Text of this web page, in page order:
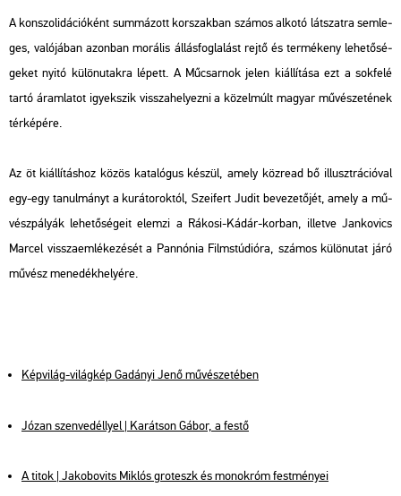
A kon­szo­li­dá­ci­ó­ként sum­má­zott kor­szak­ban szá­mos al­ko­tó lát­szat­ra sem­le­
ges, va­ló­já­ban azon­ban mo­rá­lis ál­lás­fog­la­lást rejtő és ter­mé­keny le­he­tő­sé­
ge­ket nyitó kü­lön­utak­ra lé­pett. A Mű­csar­nok jelen ki­ál­lí­tá­sa ezt a sok­fe­lé
tartó áram­la­tot igyek­szik vissza­he­lyez­ni a kö­zel­múlt ma­gyar mű­vé­sze­té­nek
tér­ké­pé­re.
Az öt ki­ál­lí­tás­hoz közös ka­ta­ló­gus ké­szül, amely köz­re­ad bő il­luszt­rá­ci­ó­val
egy-egy ta­nul­mányt a ku­rá­to­rok­tól, Szei­fert Judit be­ve­ze­tő­jét, amely a mű­
vész­pá­lyák le­he­tő­sé­ge­it elem­zi a Rá­ko­si-Kádár-kor­ban, il­let­ve Jan­ko­vics
Mar­cel vissza­em­lé­ke­zé­sét a Pan­nó­nia Film­stú­di­ó­ra, szá­mos kü­lön­utat járó
mű­vész me­ne­dék­he­lyé­re.
Kép­vi­lág-vi­lág­kép Ga­dá­nyi Jenő mű­vé­sze­té­ben
Józan szen­ve­déllyel | Ka­rát­son Gábor, a festő
A titok | Ja­ko­bo­vits Mik­lós gro­teszk és mo­no­króm fest­mé­nyei